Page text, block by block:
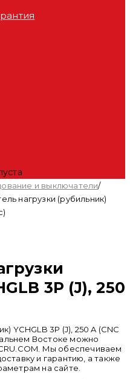
и выключатели/
нагрузки (рубильник)
3P (J), 250
YCHGLB 3P (J), 250 A (CNC
Востоке можно
Мы обеспечиваем
и гарантию, а также
на сайте.